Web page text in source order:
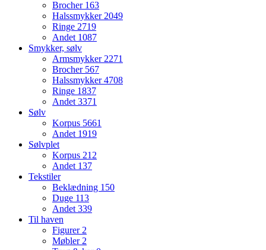
Brocher 163
Halssmykker2049
Ringe 2719
Andet 1087
Smykker, sølv
Armsmykker2271
Brocher 567
Halssmykker4708
Ringe 1837
Andet3371
Sølv
Korpus 5661
Andet 1919
Sølvplet
Korpus 212
Andet 137
Tekstiler
Beklædning 150
Duge 113
Andet339
Til haven
Figurer2
Møbler2